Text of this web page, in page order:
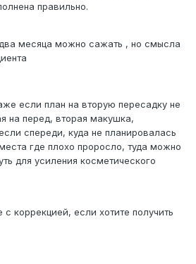
правильно.
два месяца можно сажать , но смысла
если план на вторую пересадку не
на перед, вторая макушка,
спереди, куда не планировалась
где плохо проросло, туда можно
для усиления косметического
коррекцией, если хотите получить